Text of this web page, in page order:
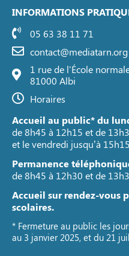
INFORMATIONS
05 63 38 11 71
contact@mediatarn.org
1 rue de l'École
81000 Albi
Horaires
Accueil au public* du
de 8h45 à 12h15 et de
et le vendredi jusqu’à 15h15
Permanence
de 8h45 à 12h30 et de
Accueil sur rendez-vous
scolaires.
* Fermeture au public les
au 3 janvier 2025, et du 21